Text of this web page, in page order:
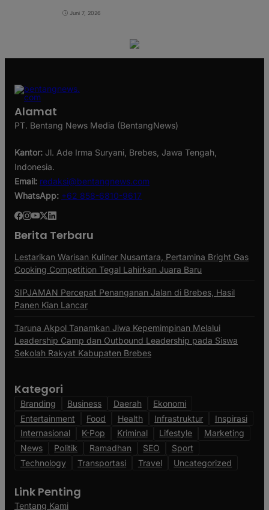
Juni 7, 2026
Alamat
PT. Bentang News Media (BentangNews)
Kantor: Jl. Ade Irma Suryani, Brebes, Jawa Tengah,
Indonesia.
Email: redaksi@bentangnews.com
WhatsApp: +62 858-6810-9617
Berita Terbaru
Lestarikan Warisan Kuliner Nusantara, Pertamina Bright Gas
Cooking Competition Tegal Lahirkan Juara Baru
SIPJAMAN Percepat Penanganan Jalan di Brebes, Hasil
Panen Kian Lancar
Taruna Akpol Tanamkan Jiwa Kepemimpinan Melalui
Leadership Camp dan Outbound Leadership pada Siswa
Sekolah Rakyat Kabupaten Brebes
Kategori
Branding Business Daerah
Ekonomi
Entertainment
Food Health Infrastruktur
Inspirasi
Internasional
K-Pop Kriminal Lifestyle
Marketing
News
Politik Ramadhan SEO
Sport
Technology
Transportasi Travel Uncategorized
Link Penting
Tentang Kami